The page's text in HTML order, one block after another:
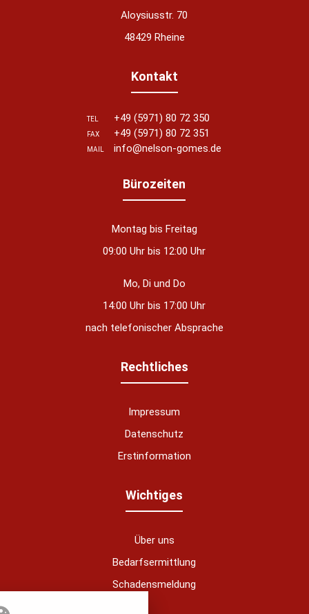
Aloysiusstr. 70
48429 Rheine
Kontakt
TEL +49 (5971) 80 72 350
FAX +49 (5971) 80 72 351
MAIL info@nelson-gomes.de
Bürozeiten
Montag bis Freitag
09:00 Uhr bis 12:00 Uhr
Mo, Di und Do
14:00 Uhr bis 17:00 Uhr
nach telefonischer Absprache
Rechtliches
Impressum
Datenschutz
Erstinformation
Wichtiges
Über uns
Bedarfsermittlung
Schadensmeldung
alle verwendeten Cookies und
Notwendig